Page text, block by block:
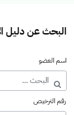
البحث عن دليل
اسم العضو
رقم الترخيص